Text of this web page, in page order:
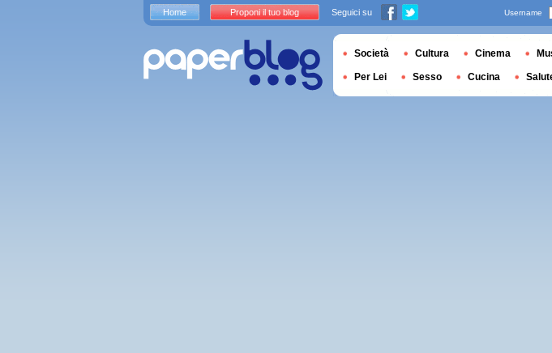
Home Proponi il tuo blog Seguici su Username
Società Cultura Cinema
Per Lei Sesso Cucina